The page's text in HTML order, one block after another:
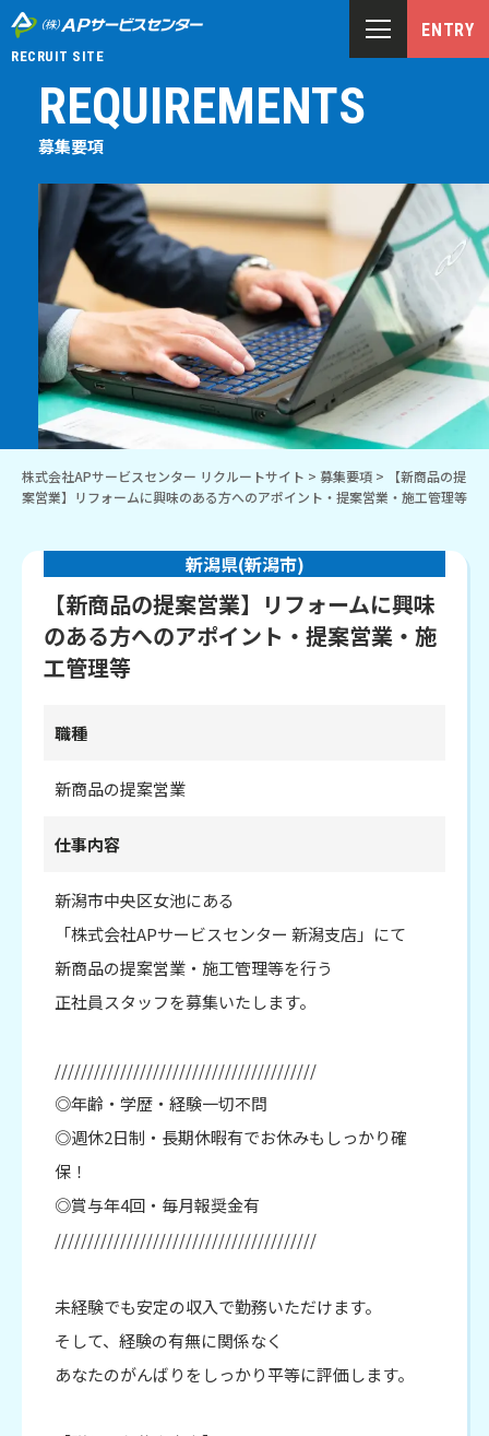
RECRUIT SITE
REQUIREMENTS
募集要項
ENTRY
株式会社APサービスセンター リクルートサイト > 募集要項 >
【新商品の提
案営業】リフォームに興味のある方へのアポイント・提案営業・施工管理等
新潟県(新潟市)
【新商品の提案営業】リフォームに興味
のある方へのアポイント・提案営業・施
工管理等
職種
新商品の提案営業
仕事内容
新潟市中央区女池にある
「株式会社APサービスセンター 新潟支店」にて
新商品の提案営業・施工管理等を行う
正社員スタッフを募集いたします。
////////////////////////////////////////
◎年齢・学歴・経験一切不問
◎週休2日制・長期休暇有でお休みもしっかり確
保！
◎賞与年4回・毎月報奨金有
////////////////////////////////////////
未経験でも安定の収入で勤務いただけます。
そして、経験の有無に関係なく
あなたのがんばりをしっかり平等に評価します。